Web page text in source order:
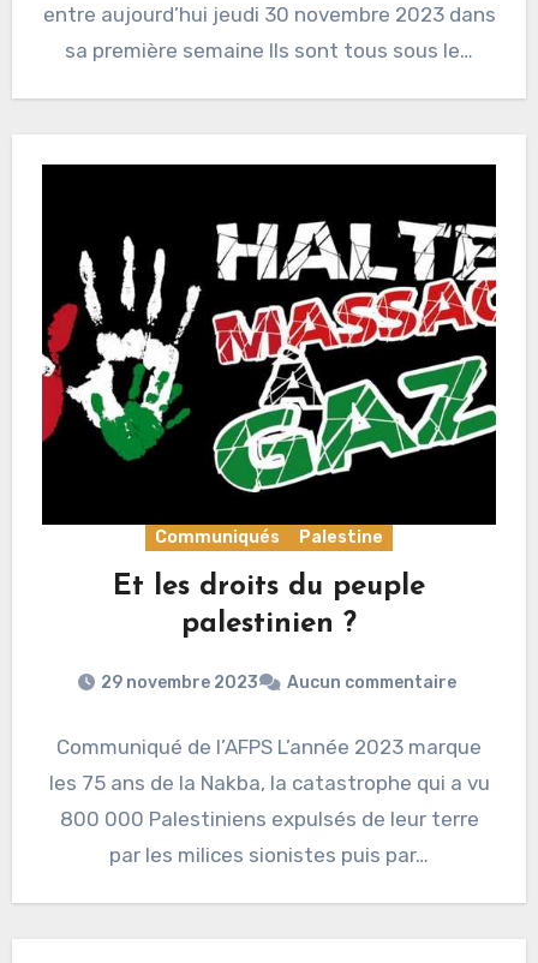
entre aujourd’hui jeudi 30 novembre 2023 dans
sa première semaine Ils sont tous sous le…
Communiqués Palestine
Et les droits du peuple
palestinien ?
29 novembre 2023 Aucun commentaire
Communiqué de l’AFPS L’année 2023 marque
les 75 ans de la Nakba, la catastrophe qui a vu
800 000 Palestiniens expulsés de leur terre
par les milices sionistes puis par…